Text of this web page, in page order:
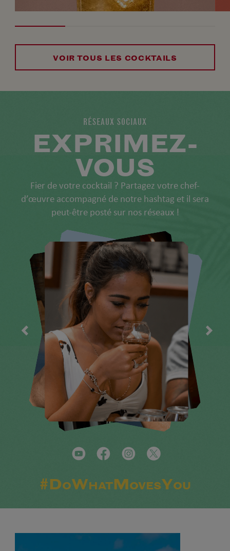
VOIR TOUS LES COCKTAILS
RÉSEAUX SOCIAUX
EXPRIMEZ-
VOUS
Fier de votre cocktail ? Partagez votre chef-
d’œuvre accompagné de notre hashtag et il sera
peut-être posté sur nos réseaux !
#DoWhatMovesYou